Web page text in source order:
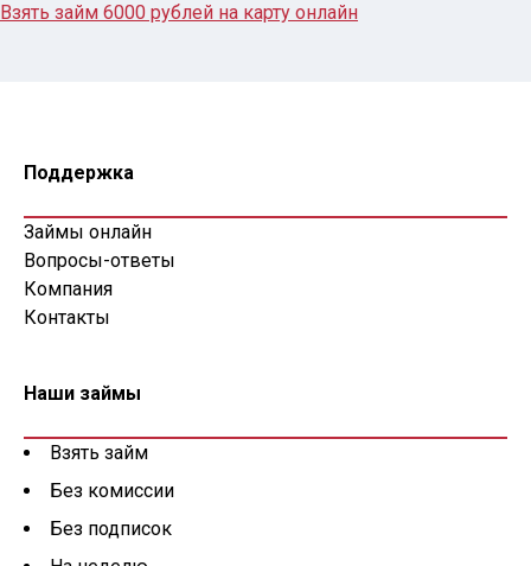
Взять займ 6000 рублей на карту онлайн
Поддержка
Займы онлайн
Вопросы-ответы
Компания
Контакты
Наши займы
Взять займ
Без комиссии
Без подписок